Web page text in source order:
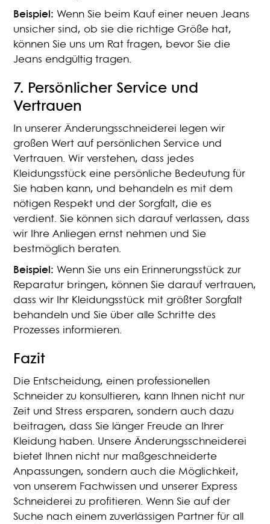
Beispiel: Wenn Sie beim Kauf einer neuen Jeans
unsicher sind, ob sie die richtige Größe hat,
können Sie uns um Rat fragen, bevor Sie die
Jeans endgültig tragen.
7. Persönlicher Service und
Vertrauen
In unserer Änderungsschneiderei legen wir
großen Wert auf persönlichen Service und
Vertrauen. Wir verstehen, dass jedes
Kleidungsstück eine persönliche Bedeutung für
Sie haben kann, und behandeln es mit dem
nötigen Respekt und der Sorgfalt, die es
verdient. Sie können sich darauf verlassen, dass
wir Ihre Anliegen ernst nehmen und Sie
bestmöglich beraten.
Beispiel: Wenn Sie uns ein Erinnerungsstück zur
Reparatur bringen, können Sie darauf vertrauen,
dass wir Ihr Kleidungsstück mit größter Sorgfalt
behandeln und Sie über alle Schritte des
Prozesses informieren.
Fazit
Die Entscheidung, einen professionellen
Schneider zu konsultieren, kann Ihnen nicht nur
Zeit und Stress ersparen, sondern auch dazu
beitragen, dass Sie länger Freude an Ihrer
Kleidung haben. Unsere Änderungsschneiderei
bietet Ihnen nicht nur maßgeschneiderte
Anpassungen, sondern auch die Möglichkeit,
von unserem Fachwissen und unserer Express
Schneiderei zu profitieren. Wenn Sie auf der
Suche nach einem zuverlässigen Partner für all